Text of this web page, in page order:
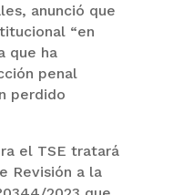
anunció que
“en
que ha
penal
perdido
el TSE tratará
Revisión a la